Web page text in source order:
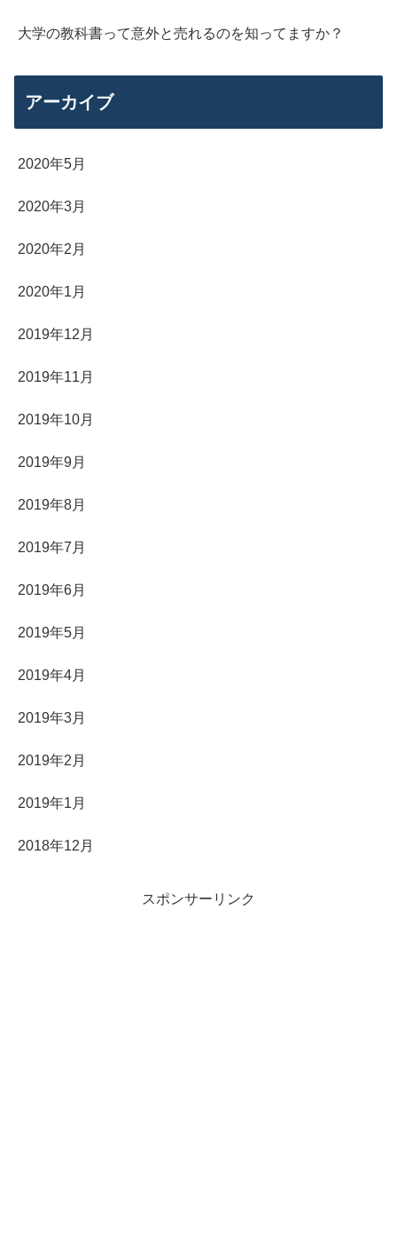
大学の教科書って意外と売れるのを知ってますか？
アーカイブ
2020年5月
2020年3月
2020年2月
2020年1月
2019年12月
2019年11月
2019年10月
2019年9月
2019年8月
2019年7月
2019年6月
2019年5月
2019年4月
2019年3月
2019年2月
2019年1月
2018年12月
スポンサーリンク